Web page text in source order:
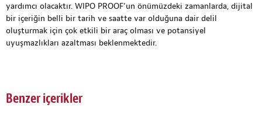
yardımcı olacaktır. WIPO PROOF’un önümüzdeki zamanlarda, dijital
bir içeriğin belli bir tarih ve saatte var olduğuna dair delil
oluşturmak için çok etkili bir araç olması ve potansiyel
uyuşmazlıkları azaltması beklenmektedir.
Benzer içerikler